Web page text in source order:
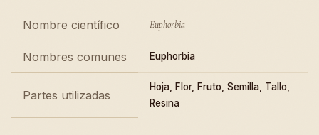
Nombre científico Euphorbia
Nombres comunes Euphorbia
Partes utilizadas
Hoja, Flor, Fruto, Semilla, Tallo,
Resina